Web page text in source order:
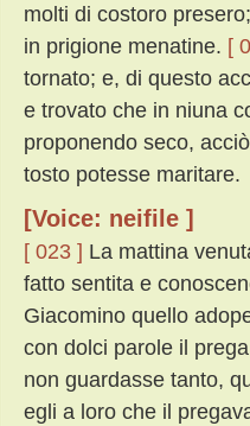
molti di costoro
in prigione menatine. [
tornato; e, di questo
e trovato che in niuna
proponendo seco,
tosto potesse maritare.
[Voice: neifile ]
[ 023 ] La mattina
fatto sentita e
Giacomino quello
con dolci parole il
non guardasse tanto,
egli a loro che il